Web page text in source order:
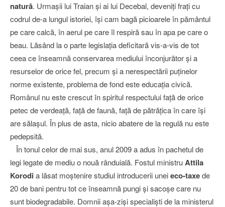
natură. Urmaşii lui Traian şi ai lui Decebal, deveniţi fraţi cu
codrul de-a lungul istoriei, îşi cam bagă picioarele în pământul
pe care calcă, în aerul pe care îl respiră sau în apa pe care o
beau. Lăsând la o parte legislaţia deficitară vis-a-vis de tot
ceea ce înseamnă conservarea mediului înconjurător şi a
resurselor de orice fel, precum şi a nerespectării puţinelor
norme existente, problema de fond este educaţia civică.
Românul nu este crescut în spiritul respectului faţă de orice
petec de verdeaţă, faţă de faună, faţă de pătrăţica în care îşi
are sălaşul. În plus de asta, nicio abatere de la regulă nu este
pedepsită.
În tonul celor de mai sus, anul 2009 a adus în pachetul de
legi legate de mediu o nouă rânduială. Fostul ministruAttila
Korodi a lăsat moştenire studiul introducerii uneieco-taxede
20 de bani pentru tot ce înseamnă pungi şi sacoşe care nu
sunt biodegradabile. Domnii aşa-zişi specialişti de la ministerul